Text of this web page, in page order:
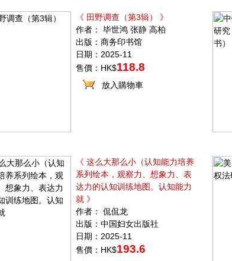
《 田野调查（第3辑） 》
作者： 毕世鸿 张静 高柏
出版：商务印书馆
日期：2025-11
售價：HK$118.8
放入購物車
《 这么大那么小（认知能力培养
系列绘本，观察力、想象力、表
达力的认知训练地图。认知能力
就 》
作者： 侃侃龙
出版：中国妇女出版社
日期：2025-11
售價：HK$193.6